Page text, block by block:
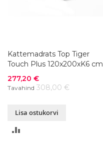
Kattemadrats Top Tiger
Touch Plus 120x200xK6 cm
Soodushind
277,20 €
Tavahind 308,00 €
Lisa ostukorvi